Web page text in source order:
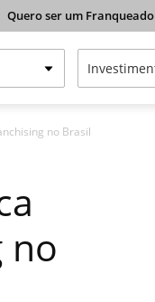
Quero ser um Franqueado
no Brasil
no